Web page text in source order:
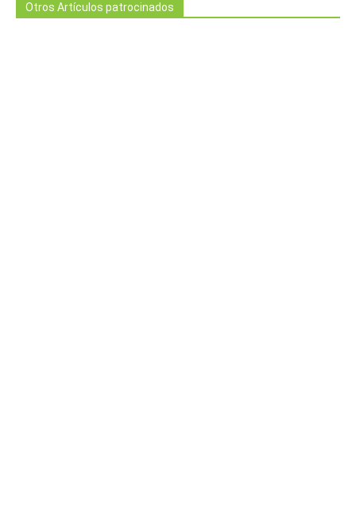
Otros Artículos patrocinados